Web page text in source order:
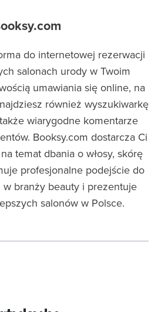
do internetowej rezerwacji
salonach urody w Twoim
umawiania się online, na
również wyszukiwarkę
wiarygodne komentarze
Booksy.com dostarcza Ci
temat dbania o włosy, skórę
profesjonalne podejście do
w branży beauty i prezentuje
salonów w Polsce.